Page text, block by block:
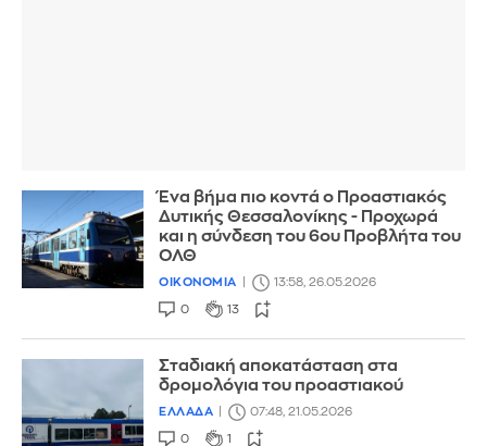
Ένα βήμα πιο κοντά ο Προαστιακός
Δυτικής Θεσσαλονίκης - Προχωρά
και η σύνδεση του 6ου Προβλήτα του
ΟΛΘ
ΟΙΚΟΝΟΜΙΑ 13:58, 26.05.2026
0 13
Σταδιακή αποκατάσταση στα
δρομολόγια του προαστιακού
ΕΛΛΑΔΑ 07:48, 21.05.2026
0 1